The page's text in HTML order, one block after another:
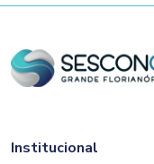
Institucional